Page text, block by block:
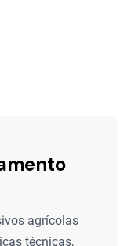
agrícolas
técnicas,